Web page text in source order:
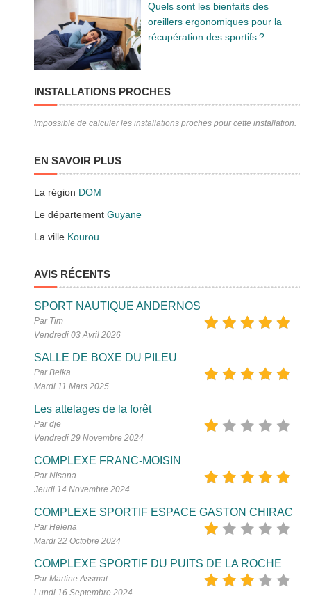
Quels sont les bienfaits des
oreillers ergonomiques pour la
récupération des sportifs ?
INSTALLATIONS PROCHES
Impossible de calculer les installations proches pour cette installation.
EN SAVOIR PLUS
La région DOM
Le départementGuyane
La ville Kourou
AVIS RÉCENTS
SPORT NAUTIQUE ANDERNOS
Par Tim
Vendredi 03 Avril 2026
SALLE DE BOXE DU PILEU
Par Belka
Mardi 11 Mars 2025
Les attelages de la forêt
Par dje
Vendredi 29 Novembre 2024
COMPLEXE FRANC-MOISIN
Par Nisana
Jeudi 14 Novembre 2024
COMPLEXE SPORTIF ESPACE GASTON CHIRAC
Par Helena
Mardi 22 Octobre 2024
COMPLEXE SPORTIF DU PUITS DE LA ROCHE
Par Martine Assmat
Lundi 16 Septembre 2024